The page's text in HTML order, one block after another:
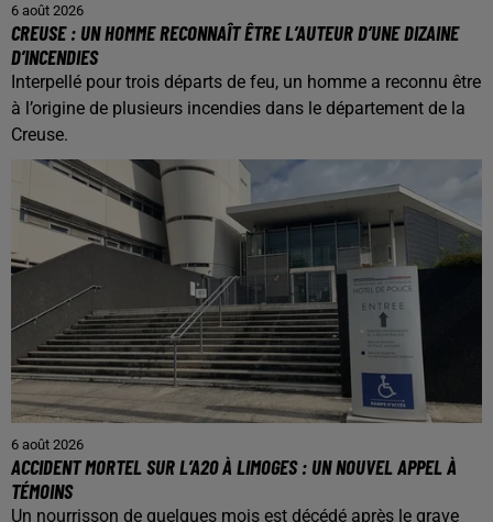
6 août 2026
CREUSE : UN HOMME RECONNAÎT ÊTRE L’AUTEUR D’UNE DIZAINE
D’INCENDIES
Interpellé pour trois départs de feu, un homme a reconnu être
à l’origine de plusieurs incendies dans le département de la
Creuse.
6 août 2026
ACCIDENT MORTEL SUR L’A20 À LIMOGES : UN NOUVEL APPEL À
TÉMOINS
Un nourrisson de quelques mois est décédé après le grave